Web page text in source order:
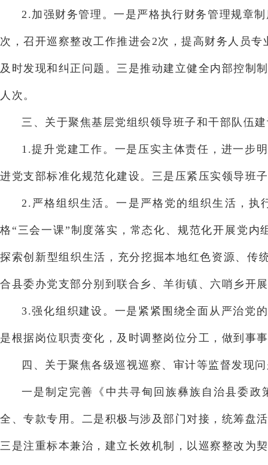
2.加强财务管理。一是严格执行财务管理规章
次，召开巡察整改工作推进会2次，提高财务人员
及时发现和纠正问题。三是推动建立健全内部控制
人次。
三、关于聚焦基层党组织领导班子和干部队伍
1.提升党建工作。一是压实主体责任，进一步
进党支部标准化规范化建设。三是压紧压实领导班
2.严格组织生活。一是严格党的组织生活，
格“三会一课”制度落实，常态化、规范化开展党
探索创新型组织生活，充分挖掘本地红色资源、传
合县委办党支部分别到联合乡、羊街镇、六哨乡开
3.强化组织建设。一是紧紧围绕全面从严治党
是根据岗位职责变化，及时调整岗位分工，做到事
四、关于聚焦各级巡视巡察、审计等监督发现
一是制定完善《中共寻甸回族彝族自治县委
全、专款专用。二是积极与涉及部门对接，统筹盘
三是注重标本兼治，建立长效机制，以巡察整改为